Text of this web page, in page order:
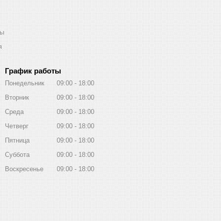
График работы
Понедельник 09:00
18:00
Вторник
09:00
18:00
Среда
09:00
18:00
Четверг
09:00
18:00
Пятница
09:00
18:00
Суббота
09:00
18:00
Воскресенье
09:00 18:00